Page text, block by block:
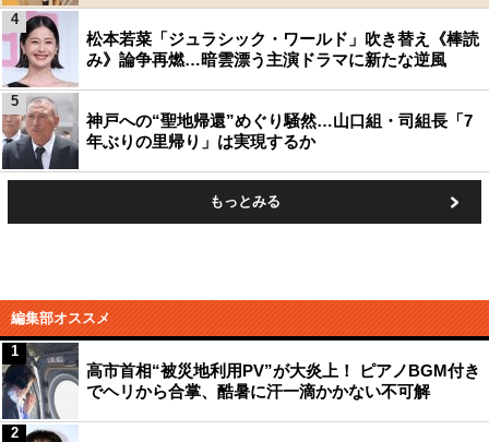
松本若菜「ジュラシック・ワールド」吹き替え《棒読
み》論争再燃…暗雲漂う主演ドラマに新たな逆風
4
神戸への“聖地帰還”めぐり騒然…山口組・司組長「7
年ぶりの里帰り」は実現するか
5
もっとみる
編集部オススメ
高市首相“被災地利用PV”が大炎上！ ピアノBGM付き
でヘリから合掌、酷暑に汗一滴かかない不可解
1
2